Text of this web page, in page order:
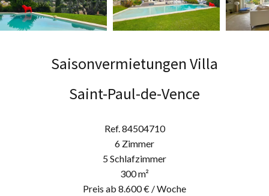
Saisonvermietungen Villa
Saint-Paul-de-Vence
Ref. 84504710
6 Zimmer
5 Schlafzimmer
300 m²
Preis ab 8.600 € / Woche